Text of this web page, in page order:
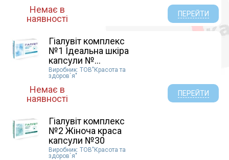
Немає в
наявності
ПЕРЕЙТИ
Гіалувіт комплекс
№1 Ідеальна шкіра
капсули №...
Виробник: ТОВ"Красота та
здоров`я"
Немає в
наявності
ПЕРЕЙТИ
Гіалувіт комплекс
№2 Жіноча краса
капсули №30
Виробник: ТОВ"Красота та
здоров`я"